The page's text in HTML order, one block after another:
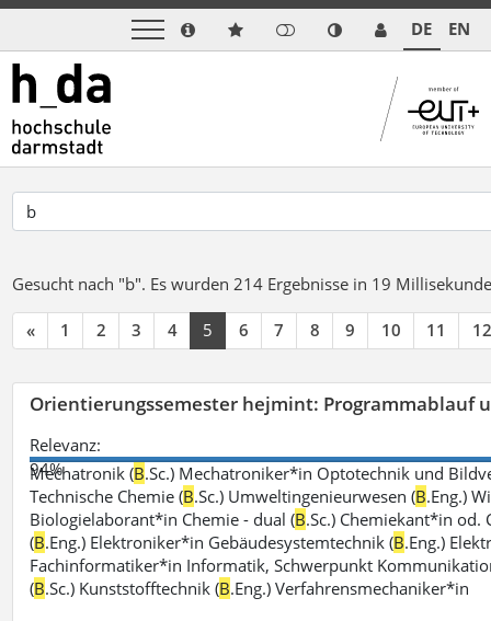
DE EN
Gesucht nach "b". Es wurden 214 Ergebnisse in 19
« 1 2 3 4 5 6 7 8 9 10 11 12
Orientierungssemester hejmint: Programmablauf
Relevanz:
94%
Mechatronik (B.Sc.) Mechatroniker*in Optotechnik und
Technische Chemie (B.Sc.) Umweltingenieurwesen (B.Eng.)
Biologielaborant*in Chemie - dual (B.Sc.) Chemiekant*in
(B.Eng.) Elektroniker*in Gebäudesystemtechnik (B.Eng.)
Fachinformatiker*in Informatik, Schwerpunkt
(B.Sc.) Kunststofftechnik (B.Eng.) Verfahrensmechaniker*in